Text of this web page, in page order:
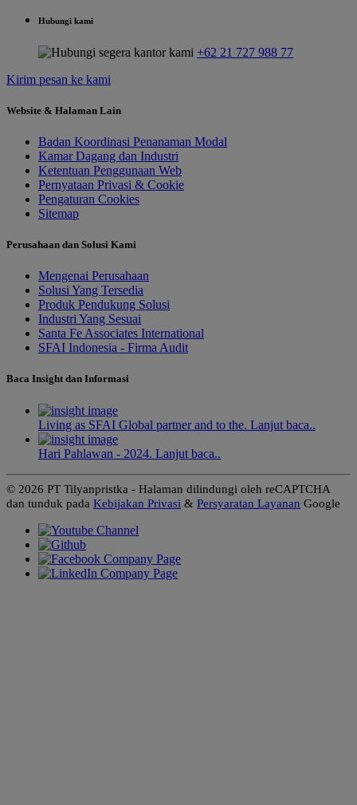
Hubungi kami
+62 21 727 988 77
Kirim pesan ke kami
Website & Halaman Lain
Badan Koordinasi Penanaman Modal
Kamar Dagang dan Industri
Ketentuan Penggunaan Web
Pernyataan Privasi & Cookie
Pengaturan Cookies
Sitemap
Perusahaan dan Solusi Kami
Mengenai Perusahaan
Solusi Yang Tersedia
Produk Pendukung Solusi
Industri Yang Sesuai
Santa Fe Associates International
SFAI Indonesia - Firma Audit
Baca Insight dan Informasi
Living as SFAI Global partner and to the. Lanjut baca..
Hari Pahlawan - 2024. Lanjut baca..
© 2026 PT Tilyanpristka - Halaman dilindungi oleh reCAPTCHA
dan tunduk pada Kebijakan Privasi & Persyaratan Layanan Google